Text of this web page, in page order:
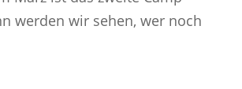
werden wir sehen, wer noch